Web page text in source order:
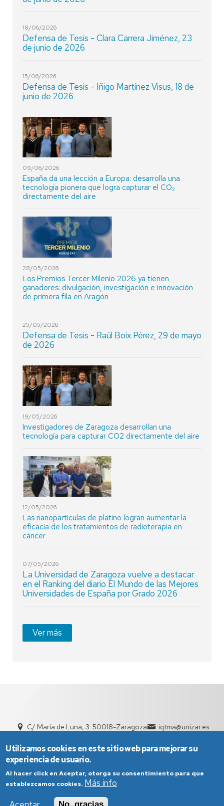
18/06/2026
Defensa de Tesis - Clara Carrera Jiménez, 23
de junio de 2026
15/06/2026
Defensa de Tesis - Iñigo Martínez Visus, 18 de
junio de 2026
09/06/2026
España da una lección a Europa: desarrolla una
tecnología pionera que logra capturar el CO₂
directamente del aire
28/05/2026
Los Premios Tercer Milenio 2026 ya tienen
ganadores: divulgación, investigación e innovación
de primera fila en Aragón
25/05/2026
Defensa de Tesis - Raúl Boix Pérez, 29 de mayo
de 2026
19/05/2026
Investigadores de Zaragoza desarrollan una
tecnología para capturar CO2 directamente del aire
12/05/2026
Las nanopartículas de platino logran aumentar la
eficacia de los tratamientos de radioterapia en
cáncer
07/05/2026
La Universidad de Zaragoza vuelve a destacar
en el Ranking del diario El Mundo de las Mejores
Universidades de España por Grado 2026
Ver más
C/ María de Luna, 3. 50018-Zaragoza
iqtma@unizar.es
Utilizamos cookies en este sitio web para mejorar su
experiencia de usuario.
Al hacer click en Aceptar, otorga su consentimiento para que
establezcamos cookies. Más info